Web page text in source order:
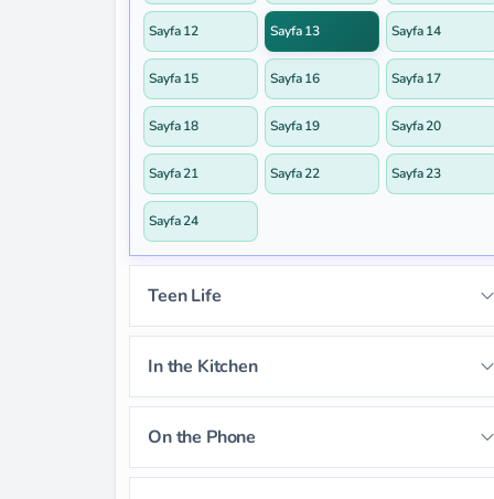
Sayfa 12 Sayfa 13 Sayfa 14
Sayfa 15 Sayfa 16 Sayfa 17
Sayfa 18 Sayfa 19 Sayfa 20
Sayfa 21 Sayfa 22 Sayfa 23
Sayfa 24
Teen Life
Sayfa 28 Sayfa 29 Sayfa 30
Sayfa 31
In the Kitchen
Sayfa 44 Sayfa 45 Sayfa 46
On the Phone